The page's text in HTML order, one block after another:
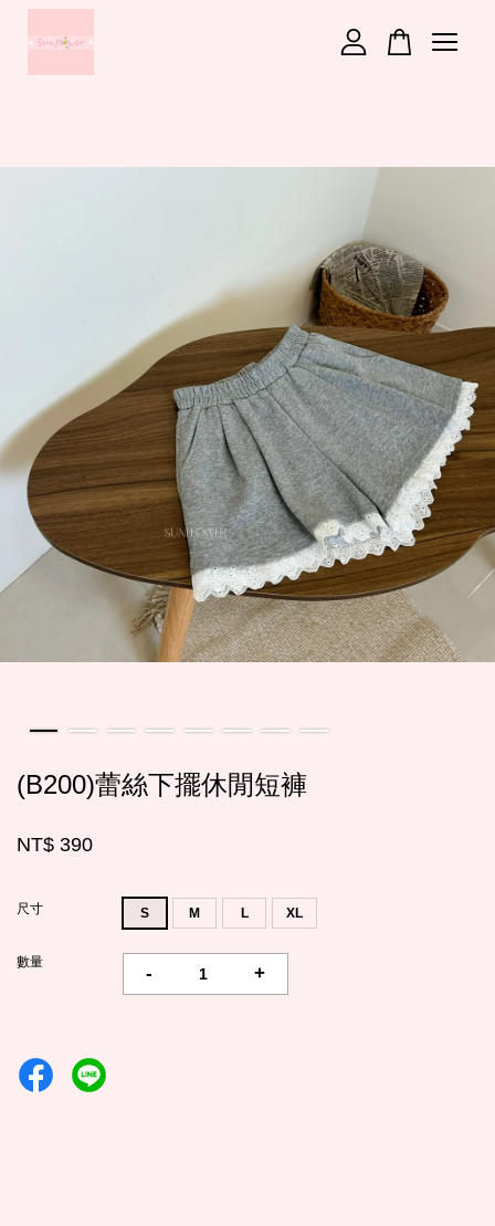
(B200)蕾絲下擺休閒短褲
NT$ 390
尺寸 S M L XL
數量
- +